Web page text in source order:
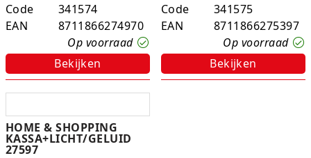
Code
341574
EAN
8711866274970
Op voorraad
Bekijken
Code
341575
EAN
8711866275397
Op voorraad
Bekijken
HOME & SHOPPING
KASSA+LICHT/GELUID
27597